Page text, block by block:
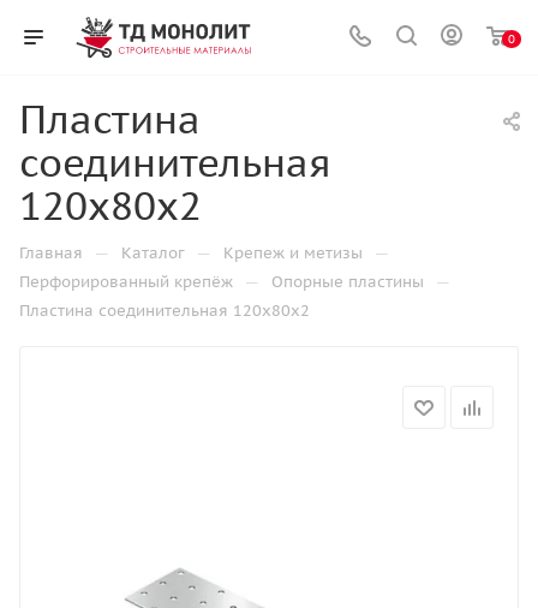
0
Пластина
соединительная
120х80х2
Главная — Каталог — Крепеж и метизы —
Перфорированный крепёж — Опорные пластины —
Пластина соединительная 120х80х2